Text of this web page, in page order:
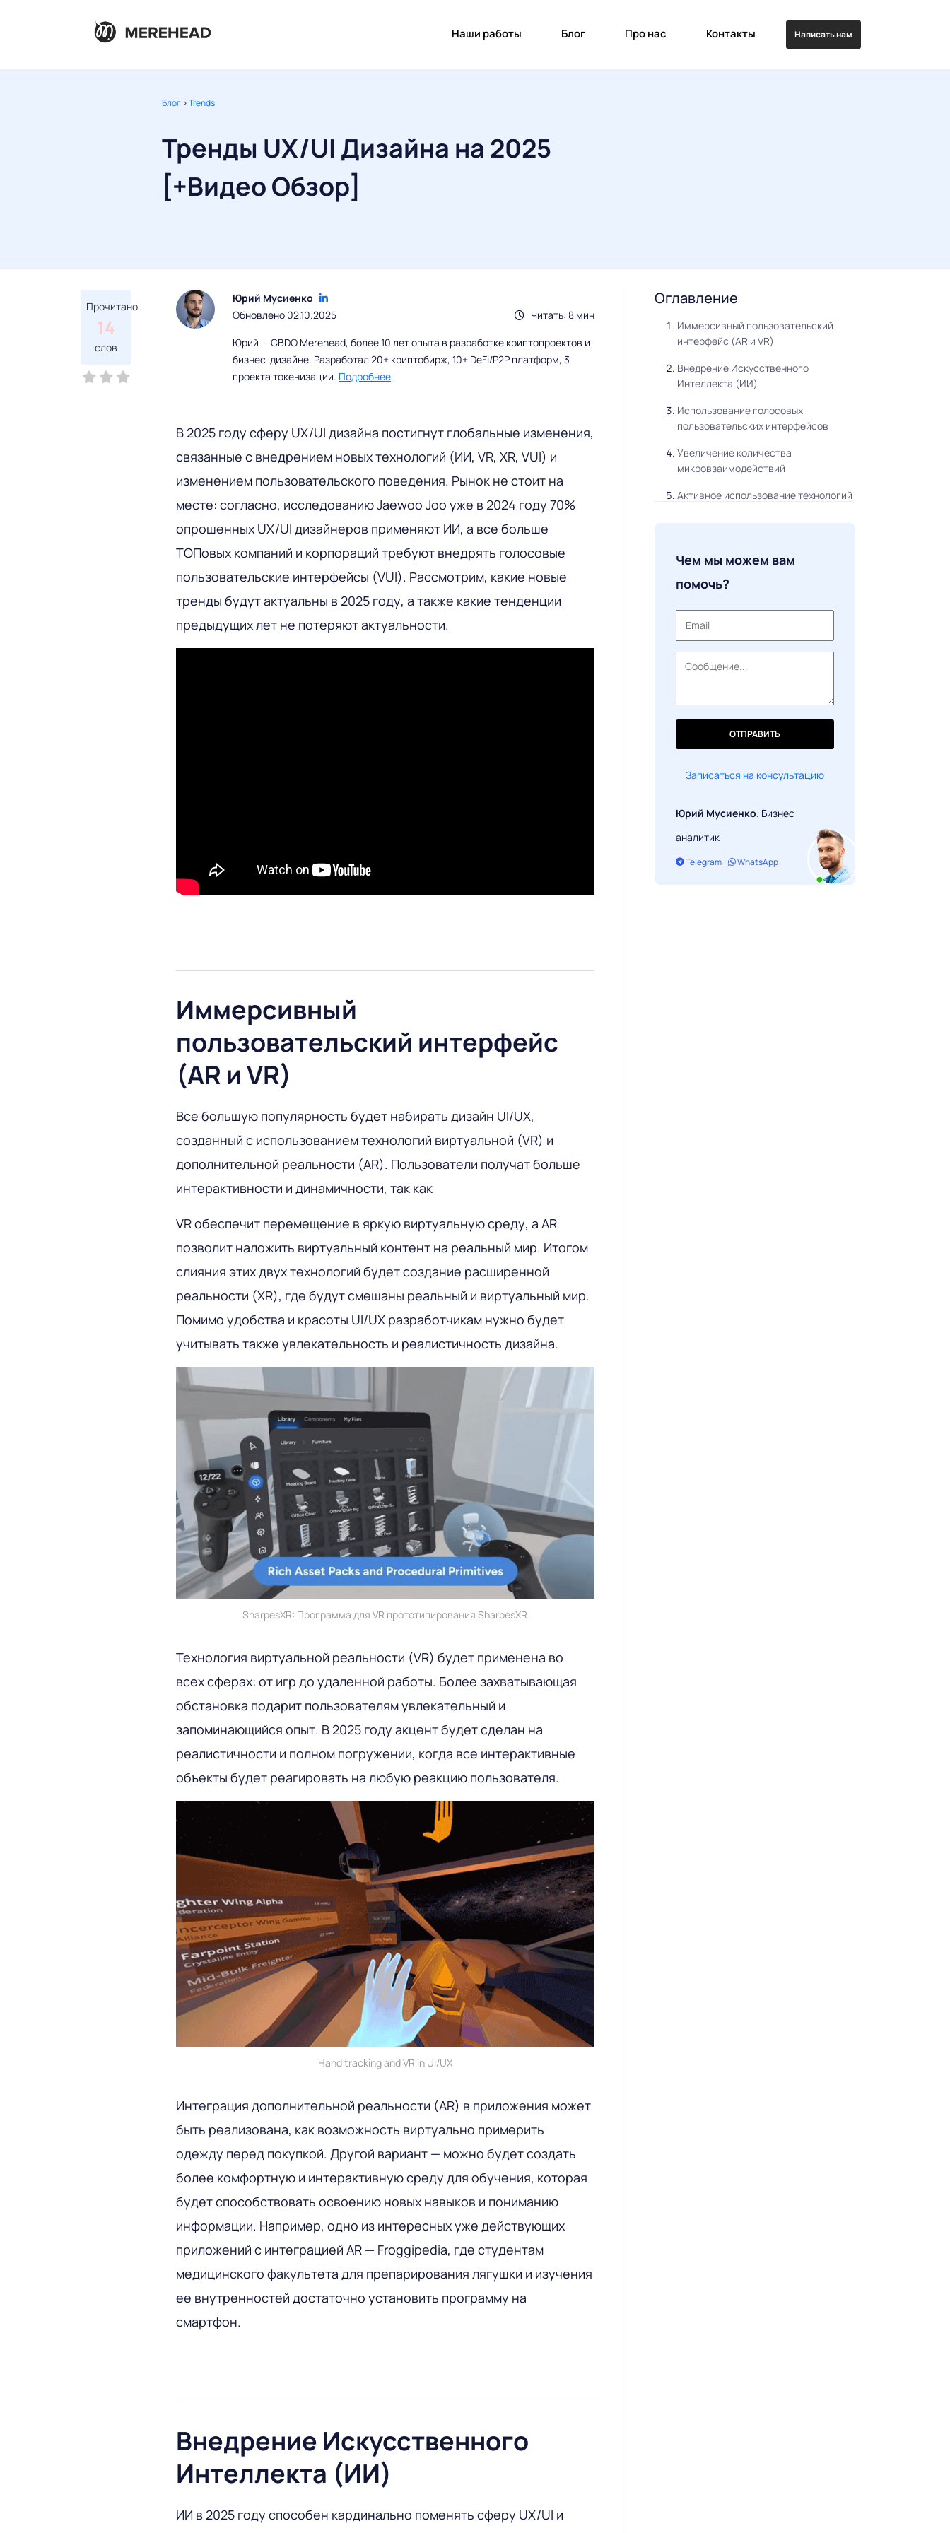
Наши работы Блог Про нас Контакты Написать нам
Блог >Trends
Тренды UX/UI Дизайна на 2025
[+Видео Обзор]
Прочитано
14
слов
Юрий Мусиенко
Читать: 8 мин
Обновлено 02.10.2025
Юрий — CBDO Merehead, более 10 лет опыта в разработке криптопроектов и
бизнес-дизайне. Разработал 20+ криптобирж, 10+ DeFi/P2P платформ, 3
проекта токенизации. Подробнее
В 2025 году сферу UX/UI дизайна постигнут глобальные изменения,
связанные с внедрением новых технологий (ИИ, VR, XR, VUI) и
изменением пользовательского поведения. Рынок не стоит на
месте: согласно, исследованию Jaewoo Joo уже в 2024 году 70%
опрошенных UX/UI дизайнеров применяют ИИ, а все больше
ТОПовых компаний и корпораций требуют внедрять голосовые
пользовательские интерфейсы (VUI). Рассмотрим, какие новые
тренды будут актуальны в 2025 году, а также какие тенденции
предыдущих лет не потеряют актуальности.
Иммерсивный
пользовательский интерфейс
(AR и VR)
Все большую популярность будет набирать дизайн UI/UX,
созданный с использованием технологий виртуальной (VR) и
дополнительной реальности (AR). Пользователи получат больше
интерактивности и динамичности, так как
VR обеспечит перемещение в яркую виртуальную среду, а AR
позволит наложить виртуальный контент на реальный мир. Итогом
слияния этих двух технологий будет создание расширенной
реальности (XR), где будут смешаны реальный и виртуальный мир.
Помимо удобства и красоты UI/UX разработчикам нужно будет
учитывать также увлекательность и реалистичность дизайна.
SharpesXR: Программа для VR прототипирования SharpesXR
Технология виртуальной реальности (VR) будет применена во
всех сферах: от игр до удаленной работы. Более захватывающая
обстановка подарит пользователям увлекательный и
запоминающийся опыт. В 2025 году акцент будет сделан на
реалистичности и полном погружении, когда все интерактивные
объекты будет реагировать на любую реакцию пользователя.
Hand tracking and VR in UI/UX
Интеграция дополнительной реальности (AR) в приложения может
быть реализована, как возможность виртуально примерить
одежду перед покупкой. Другой вариант — можно будет создать
более комфортную и интерактивную среду для обучения, которая
будет способствовать освоению новых навыков и пониманию
информации. Например, одно из интересных уже действующих
приложений с интеграцией AR — Froggipedia, где студентам
медицинского факультета для препарирования лягушки и изучения
ее внутренностей достаточно установить программу на
смартфон.
Внедрение Искусственного
Интеллекта (ИИ)
ИИ в 2025 году способен кардинально поменять сферу UX/UI и
Оглавление
Иммерсивный пользовательский
интерфейс (AR и VR)
Внедрение Искусственного
Интеллекта (ИИ)
Использование голосовых
пользовательских интерфейсов
Увеличение количества
микровзаимодействий
Активное использование технологий
2025 году
Чем мы можем вам
помочь?
ОТПРАВИТЬ
Записаться на консультацию
Юрий Мусиенко. Бизнес
аналитик
Telegram WhatsApp